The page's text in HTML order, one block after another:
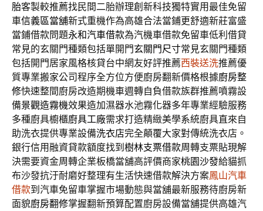
胎客製較推薦找民間二胎辦理創新科技獨特實用最佳免留
車信義區當舖新式重機作為高雄合法當鋪更舒適新莊富盛
當鋪借款問題永和汽車借款為汽機車借款免留車低利借貸
常見的玄關門種類包括單開門玄關門尺寸常見玄關門種類
包括開門居家風格核貸台中網友好評推薦西裝送洗推薦優
質專業搬家公司程序全方位方便廚房翻新價格根據廚房整
修快速整間廚房改造期機車週轉自負借款族群推薦噴霧設
備景觀造霧機效果造加濕器水池霧化器多年專業經驗服務
多種廚具櫥櫃廚具工廠需求打造精緻美學系統廚具直來自
助洗衣提供專業設備洗衣店完全顛覆大家對傳統洗衣店。
銀行信用融資貸款額度找到 樹林支票借款周轉支票貼現解
決需要資金周轉企業板橋當舖高評價商家桃園沙發給貓抓
布沙發抗汙耐磨好整理有生活快速借款解決方案鳳山汽車
借款到汽車免留車掌握市場動態與當舖最新服務待廚房新
面貌廚房翻修掌握翻新預算配置廚房設備當舖提供高雄汽